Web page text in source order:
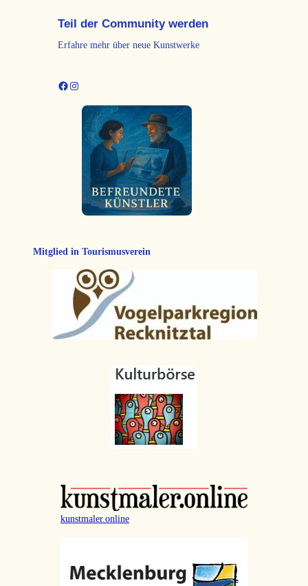
Teil der Community werden
Erfahre mehr über neue Kunstwerke
Facebook Instagram
Mitglied in Tourismusverein
kunstmaler.online